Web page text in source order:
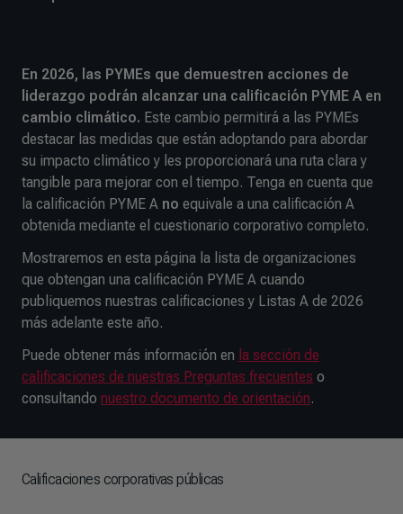
En 2026, las PYMEs que demuestren acciones de
liderazgo podrán alcanzar una calificación PYME A en
cambio climático. Este cambio permitirá a las PYMEs
destacar las medidas que están adoptando para abordar
su impacto climático y les proporcionará una ruta clara y
tangible para mejorar con el tiempo. Tenga en cuenta que
la calificación PYME A no equivale a una calificación A
obtenida mediante el cuestionario corporativo completo.
Mostraremos en esta página la lista de organizaciones
que obtengan una calificación PYME A cuando
publiquemos nuestras calificaciones y Listas A de 2026
más adelante este año.
Puede obtener más información en la sección de
calificaciones de nuestras Preguntas frecuentes o
consultando nuestro documento de orientación.
Calificaciones corporativas públicas